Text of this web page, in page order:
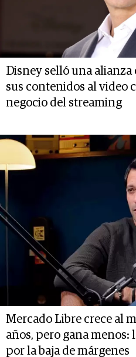
Disney selló una
sus contenidos al video
negocio del streaming
Mercado Libre crece al
años, pero gana menos:
por la baja de márgenes